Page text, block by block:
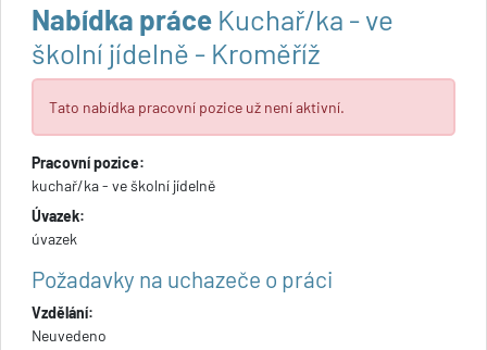
Nabídka práce Kuchař/ka - ve
školní jídelně - Kroměříž
Tato nabídka pracovní pozice už není aktivní.
Pracovní pozice:
kuchař/ka - ve školní jídelně
Úvazek:
úvazek
Požadavky na uchazeče o práci
Vzdělání:
Neuvedeno